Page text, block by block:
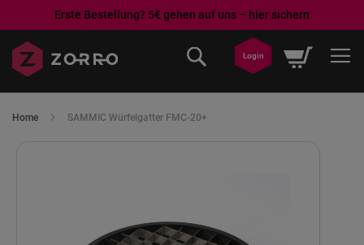
Erste Bestellung? 5€ gehen auf uns – hier sichern
zum
Mein
Login
Home SAMMIC Würfelgatter FMC-20+